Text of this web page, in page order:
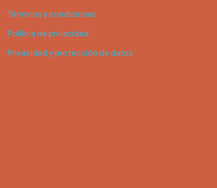
Términos y condiciones
Política de privacidad
Privacidad y protección de datos